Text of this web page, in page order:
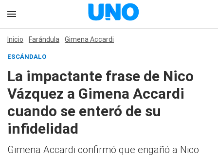
Inicio Farándula Gimena Accardi
ESCÁNDALO
La impactante frase de Nico
Vázquez a Gimena Accardi
cuando se enteró de su
infidelidad
Gimena Accardi confirmó que engañó a Nico